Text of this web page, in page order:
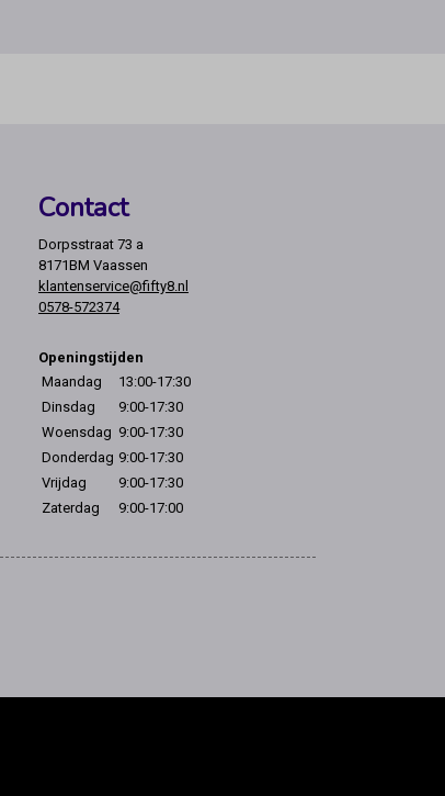
Contact
Dorpsstraat 73 a
8171BM Vaassen
klantenservice@fifty8.nl
0578-572374
Openingstijden
Maandag
13:00-17:30
Dinsdag
9:00-17:30
Woensdag 9:00-17:30
Donderdag 9:00-17:30
Vrijdag
9:00-17:30
Zaterdag
9:00-17:00